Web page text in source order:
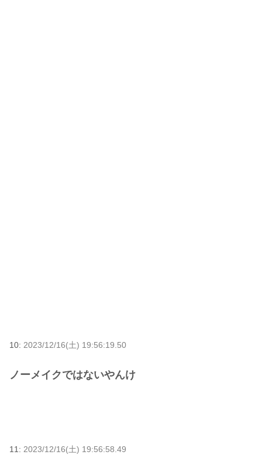
10: 2023/12/16(土) 19:56:19.50
ノーメイクではないやんけ
11: 2023/12/16(土) 19:56:58.49